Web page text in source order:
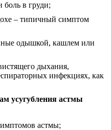
боль в груди;
– типичный симптом
одышкой, кашлем или
дыхания,
инфекциях, как
усугубления астмы
астмы;